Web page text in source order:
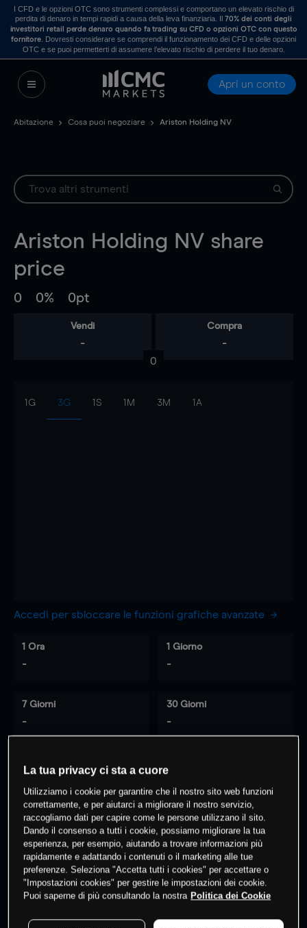
I CFD e le opzioni OTC sono strumenti complessi e comportano un elevato rischio di
perdita di denaro in tempi rapidi a causa della leva finanziaria. Il70% dei conti degli
investitori retail perde denaro quando fa trading su CFD o opzioni OTC con questo
fornitore . Dovresti considerare se comprendi il funzionamento dei CFD e delle opzioni
OTC e se puoi permetterti di assumere l’elevato rischio di perdere il tuo denaro.
Apri un conto
Abitazione Cosa puoi negoziare Ariston Holding NV
Ariston Holding NV share
price
0 0% 0pt
Vendi
-
Compra
-
0
1G 3G 1S 1M 3M 1A
Accedi per sbloccare le funzioni grafiche avanzate
1 Ora
-
1 Giorno
-
7 Giorni
-
30 Giorni
-
% dei clienti hanno posizioni
questo prodotto
Fai trading
La tua privacy ci sta a cuore
Utilizziamo i cookie per garantire che il nostro sito web funzioni
correttamente, e per aiutarci a migliorare il nostro servizio,
raccogliamo dati per capire come le persone utilizzano il sito.
Dando il consenso a tutti i cookie, possiamo migliorare la tua
esperienza, per esempio, aiutando a trovare informazioni più
rapidamente e adattando i contenuti o il marketing alle tue
preferenze. Seleziona "Accetta tutti i cookies" per accettare o
"Impostazioni cookies" per gestire le impostazioni dei cookie.
Puoi saperne di più consultando la nostra Politica dei Cookie